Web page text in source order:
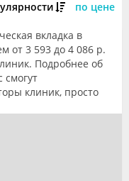
по цене
вкладка в
от 3 593 до 4 086 р.
Подробнее об
смогут
клиник, просто